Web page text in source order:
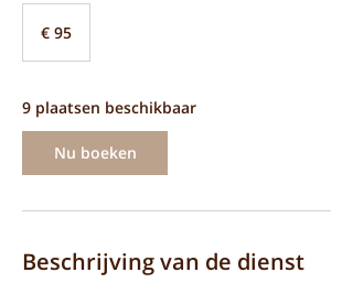
€ 95
9 plaatsen beschikbaar
Nu boeken
Beschrijving van de dienst